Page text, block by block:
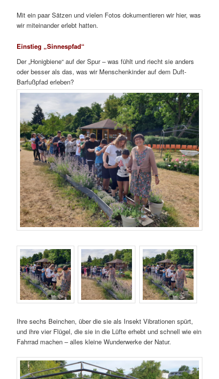
Mit ein paar Sätzen und vielen Fotos dokumentieren wir hier, was
wir miteinander erlebt hatten.
Einstieg „Sinnespfad“
Der „Honigbiene“ auf der Spur – was fühlt und riecht sie anders
oder besser als das, was wir Menschenkinder auf dem Duft-
Barfußpfad erleben?
Ihre sechs Beinchen, über die sie als Insekt Vibrationen spürt,
und ihre vier Flügel, die sie in die Lüfte erhebt und schnell wie ein
Fahrrad machen – alles kleine Wunderwerke der Natur.